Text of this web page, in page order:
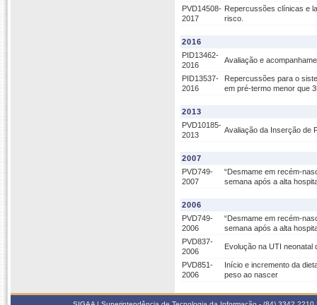
PVD14508-
2017
Repercussões clínicas e
risco.
2016
PID13462-
2016
Avaliação e
PID13537-
2016
Repercussões para o
em pré-termo menor que
2013
PVD10185-
2013
Avaliação da Inserção de
2007
PVD749-
2007
“Desmame em recém-
semana após a alta
2006
PVD749-
2006
“Desmame em recém-
semana após a alta
PVD837-
2006
Evolução na UTI
PVD851-
2006
Início e incremento da
peso ao nascer